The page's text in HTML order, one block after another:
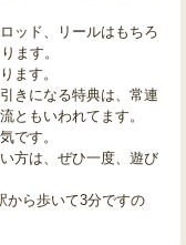
ッド、リールはもちろ
ます。
ます。
きになる特典は、常連
ともいわれてます。
です。
方は、ぜひ一度、遊び
から歩いて3分ですの